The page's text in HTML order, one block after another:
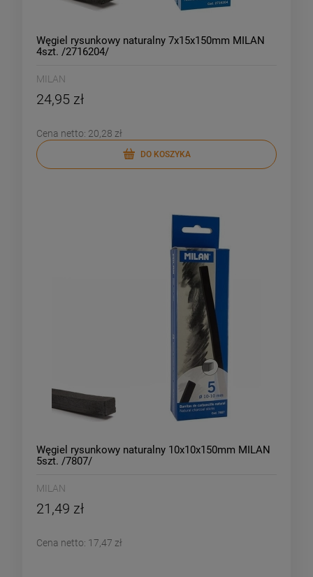
Węgiel rysunkowy naturalny 7x15x150mm MILAN
4szt. /2716204/
MILAN
24,95 zł
Cena netto: 20,28 zł
DO KOSZYKA
Węgiel rysunkowy naturalny 10x10x150mm MILAN
5szt. /7807/
MILAN
21,49 zł
Cena netto: 17,47 zł